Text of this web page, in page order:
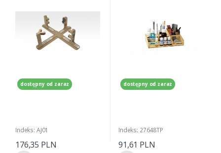
dostępny od zaraz
Indeks: AJ01
176,35 PLN
dostępny od zaraz
Indeks: 27648TP
91,61 PLN